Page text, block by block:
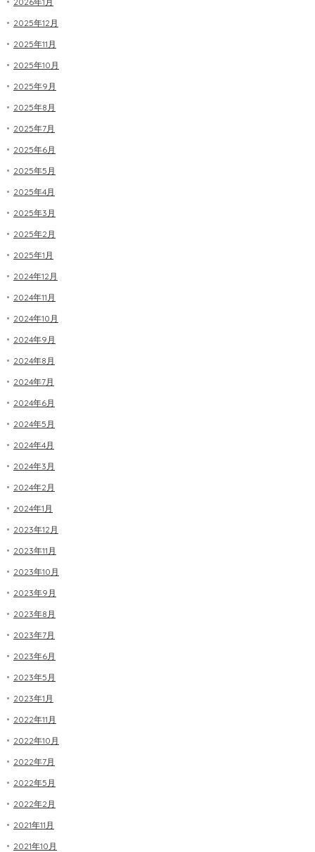
2025年12月
2025年11月
2025年10月
2025年9月
2025年8月
2025年7月
2025年6月
2025年5月
2025年4月
2025年3月
2025年2月
2025年1月
2024年12月
2024年11月
2024年10月
2024年9月
2024年8月
2024年7月
2024年6月
2024年5月
2024年4月
2024年3月
2024年2月
2024年1月
2023年12月
2023年11月
2023年10月
2023年9月
2023年8月
2023年7月
2023年6月
2023年5月
2023年1月
2022年11月
2022年10月
2022年7月
2022年5月
2022年2月
2021年11月
2021年10月